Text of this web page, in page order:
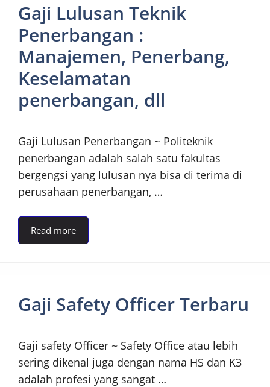
Gaji Lulusan Teknik
Penerbangan :
Manajemen, Penerbang,
Keselamatan
penerbangan, dll
Gaji Lulusan Penerbangan ~ Politeknik
penerbangan adalah salah satu fakultas
bergengsi yang lulusan nya bisa di terima di
perusahaan penerbangan, …
Read more
Gaji Safety Officer Terbaru
Gaji safety Officer ~ Safety Office atau lebih
sering dikenal juga dengan nama HS dan K3
adalah profesi yang sangat …